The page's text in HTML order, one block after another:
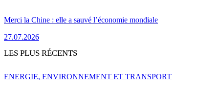
Merci la Chine : elle a sauvé l’économie mondiale
27.07.2026
LES PLUS RÉCENTS
ENERGIE, ENVIRONNEMENT ET TRANSPORT